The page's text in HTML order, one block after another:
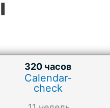
320 часов
Calendar-
check